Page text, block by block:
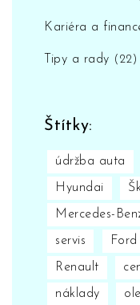
Kariéra a
Tipy a rady (22)
Štítky:
údržba auta
Hyundai
Mercedes-
servis Ford
Renault
náklady